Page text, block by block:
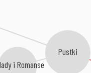
Pustki
i Romanse